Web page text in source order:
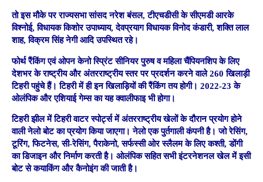
तो इस मौके पर राज्यसभा सांसद नरेश बंसल, टीएचडीसी के सीएमडी आरके
विश्नोई, विधायक किशोर उपाध्याय, देवप्रयाग विधायक विनोद कंडारी, शक्ति लाल
शाह, विक्रम सिंह नेगी आदि उपस्थित रहे।
फोर्थ रैंकिंग एवं ओपन केनो स्प्रिंट सीनियर पुरुष व महिला चैंपियनशिप के लिए
देशभर के राष्ट्रीय और अंतरराष्ट्रीय स्तर पर प्रदर्शन करने वाले 260 खिलाड़ी
टिहरी पहुंचे हैं। टिहरी में ही इन खिलाड़ियों की रैंकिंग तय होगी। 2022-23 के
ओलंपिक और एशियाई गेम्स का यह क्वालीफाइ भी होगा।
टिहरी झील में टिहरी वाटर स्पोर्ट्स में अंतरराष्ट्रीय खेलों के दौरान प्रयोग होने
वाली नेलो बोट का प्रयोग किया जाएगा। नेलो एक पुर्तगाली कंपनी है। जो रेसिंग,
टूरिंग, फिटनेस, सी-रेसिंग, पैराकेनो, सर्फस्सी ओर स्लैलम के लिए कश्ती, डोंगी
का डिजाइन और निर्माण करती है। ओलंपिक सहित सभी इंटरनेशनल खेल में इसी
बोट से कयाकिंग और कैनोइंग की जाती है।